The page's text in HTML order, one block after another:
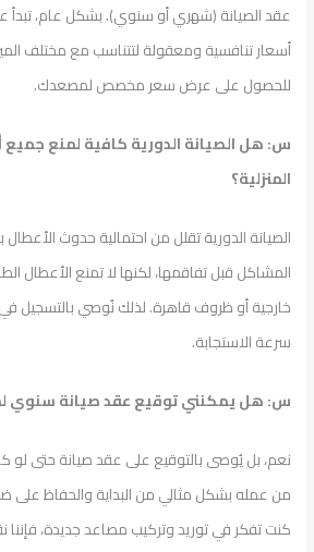
عقد الصيانة (شهري أو سنوي). بشكل عام، تبدأ
أسعار تنافسية ومعقولة لتتناسب مع مختلف
للحصول على عرض سعر مخصص لمصعدك.
س: هل الصيانة الدورية كافية لمنع جميع
المنزلية؟
الصيانة الدورية تقلل من احتمالية حدوث
المشاكل قبل تفاقمها، لكنها لا تمنع الأعطال
خارجية أو ظروف قاهرة. لذلك نُوصي بالتسجيل
سرعة الاستجابة.
س: هل يمكنني توقيع عقد صيانة سنوي
نعم، بل يُوصى بالتوقيع على عقد صيانة حتى لو
من عمله بشكل مثالي من البداية والحفاظ على
كنت تفكر في توريد وتركيب مصاعد جديدة،